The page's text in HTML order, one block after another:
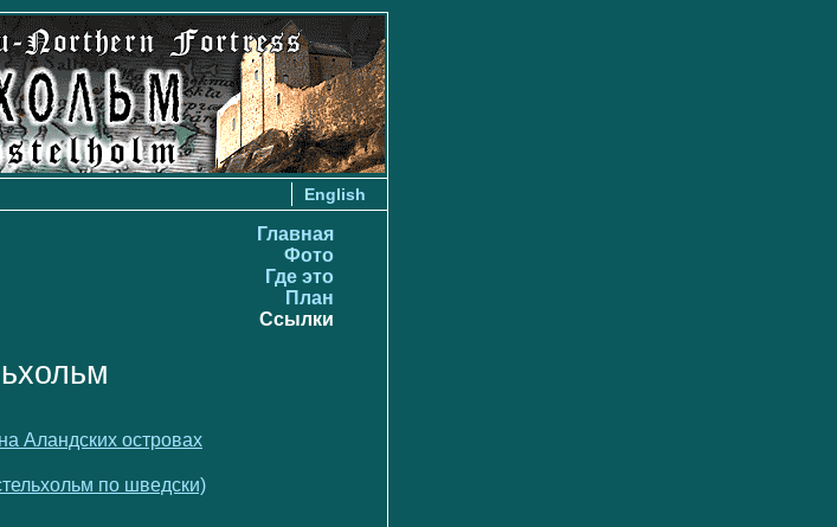
English
Главная
Фото
Где это
План
Ссылки
Аландских островах
по шведски)